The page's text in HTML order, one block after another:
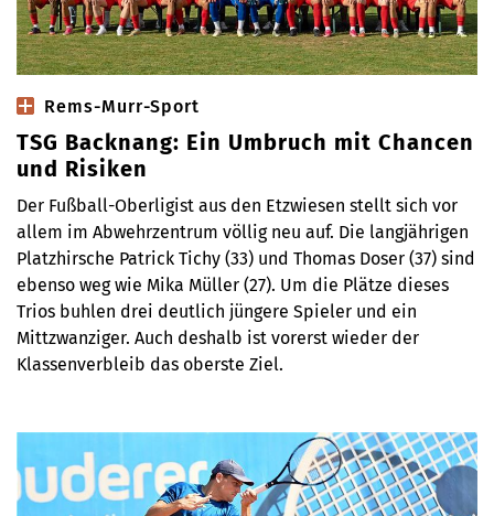
Rems-Murr-Sport
TSG Backnang: Ein Umbruch mit Chancen
und Risiken
Der Fußball-Oberligist aus den Etzwiesen stellt sich vor
allem im Abwehrzentrum völlig neu auf. Die langjährigen
Platzhirsche Patrick Tichy (33) und Thomas Doser (37) sind
ebenso weg wie Mika Müller (27). Um die Plätze dieses
Trios buhlen drei deutlich jüngere Spieler und ein
Mittzwanziger. Auch deshalb ist vorerst wieder der
Klassenverbleib das oberste Ziel.